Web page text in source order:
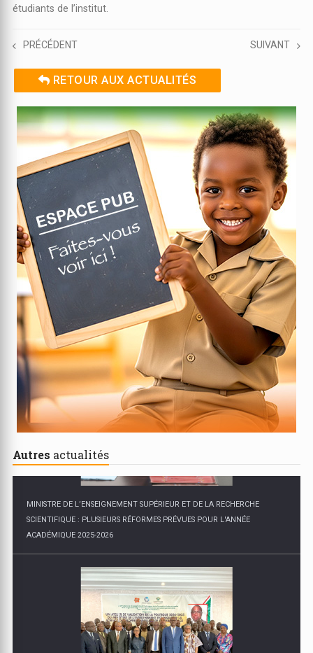
étudiants de l’institut.
PRÉCÉDENT SUIVANT
RETOUR AUX ACTUALITÉS
Autres actualités
ENSEIGNEMENT TECHNIQUE, FORMATION PROFESSIONNELLE ET